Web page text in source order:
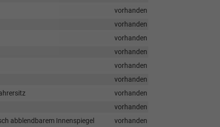
vorhanden
vorhanden
vorhanden
vorhanden
vorhanden
vorhanden
vorhanden
vorhanden
abblendbarem Innenspiegel
vorhanden